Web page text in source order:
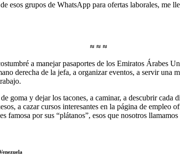
esos grupos de WhatsApp para ofertas laborales, me
≈ ≈ ≈
a manejar pasaportes de los Emiratos Árabes
derecha de la jefa, a organizar eventos, a servir una
goma y dejar los tacones, a caminar, a descubrir
a cazar cursos interesantes en la página de empleo
por sus “plátanos”, esos que nosotros